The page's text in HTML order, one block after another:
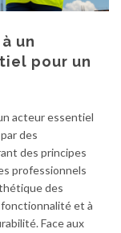
un
pour un
acteur essentiel
des
des principes
professionnels
des
et à
Face aux